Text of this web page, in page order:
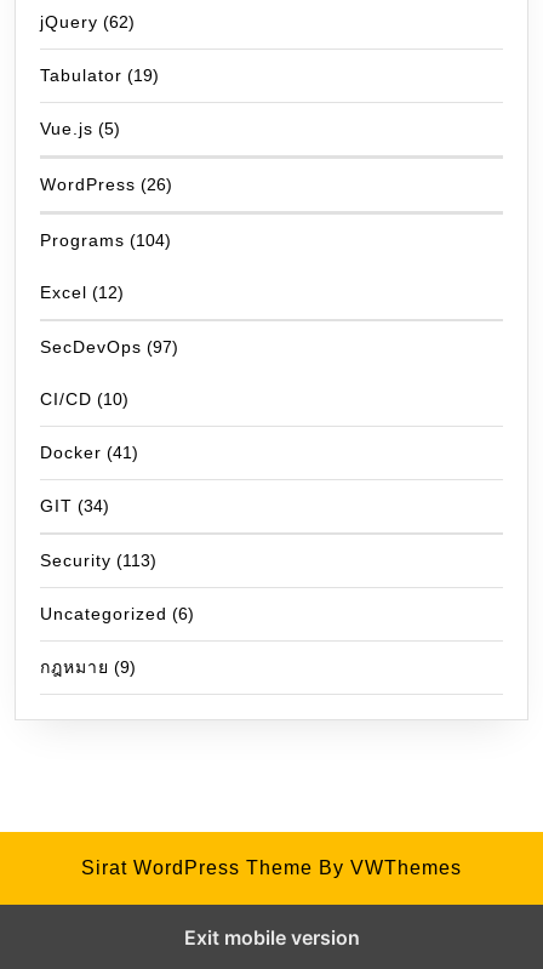
jQuery (62)
Tabulator (19)
Vue.js (5)
WordPress (26)
Programs (104)
Excel (12)
SecDevOps (97)
CI/CD (10)
Docker (41)
GIT (34)
Security (113)
Uncategorized (6)
กฎหมาย (9)
Sirat WordPress Theme By VWThemes
Exit mobile version